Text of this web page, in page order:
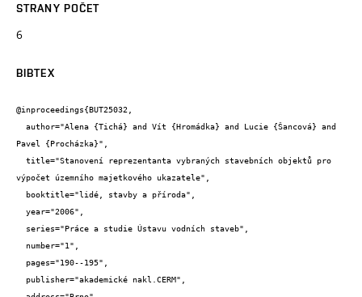
STRANY POČET
6
BIBTEX
@inproceedings{BUT25032,
Pavel {Procházka}",
výpočet územního majetkového ukazatele",